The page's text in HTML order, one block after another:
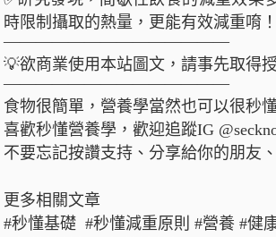
時限制攝取的熱量，更能有效減重唷！
——————————————
💡欲商業使用本站圖文，請事先取得
——————————————
食物很簡單，營養學當然也可以很秒懂
喜歡秒懂營養學，歡迎追蹤IG
不要忘記按讚支持、分享給你的朋友
更多相關文章
#秒懂基礎 #秒懂減重原則 #營養 #健
牛奶與痘痘